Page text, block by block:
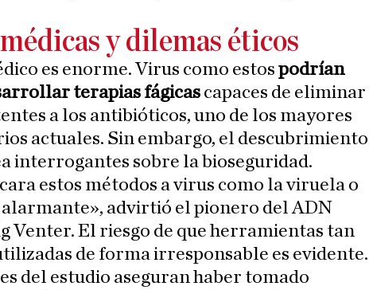
y dilemas éticos
es enorme. Virus como estos podrían
terapias fágicas capaces de eliminar
a los antibióticos, uno de los mayores
actuales. Sin embargo, el descubrimiento
interrogantes sobre la bioseguridad.
estos métodos a virus como la viruela o
advirtió el pionero del ADN
Venter. El riesgo de que herramientas tan
de forma irresponsable es evidente.
del estudio aseguran haber tomado